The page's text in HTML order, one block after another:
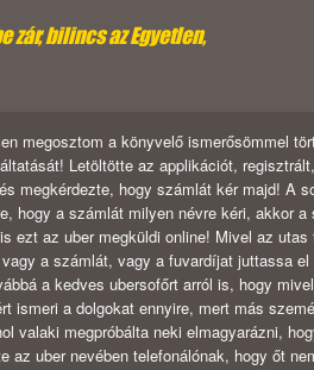
zár, bilincs az Egyetlen,
megosztom a könyvelő ismerősömmel
Letöltötte az applikációt,
megkérdezte, hogy számlát kér majd! A
hogy a számlát milyen névre kéri, akkor a
ezt az uber megküldi online! Mivel az
a számlát, vagy a fuvardíjat juttassa
a kedves ubersofőrt arról is, hogy
ismeri a dolgokat ennyire, mert más
valaki megpróbálta neki elmagyarázni,
uber nevében telefonálónak, hogy őt